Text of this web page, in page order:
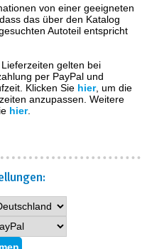
von einer geeigneten
das über den Katalog
Autoteil entspricht
gelten bei
per PayPal und
Klicken Sie hier, um die
anzupassen. Weitere
hier.